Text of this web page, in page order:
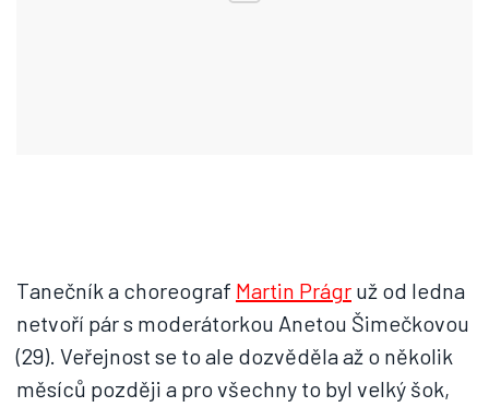
Tanečník a choreograf Martin Prágr už od ledna
netvoří pár s moderátorkou Anetou Šimečkovou
(29). Veřejnost se to ale dozvěděla až o několik
měsíců později a pro všechny to byl velký šok,